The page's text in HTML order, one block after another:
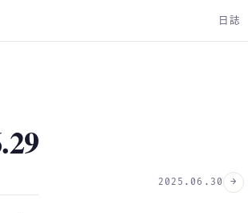
日誌
2025.06.30 →